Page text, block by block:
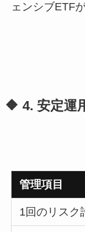
ェンシブETF
🔶 4. 安定運
管理項目
1回のリスク